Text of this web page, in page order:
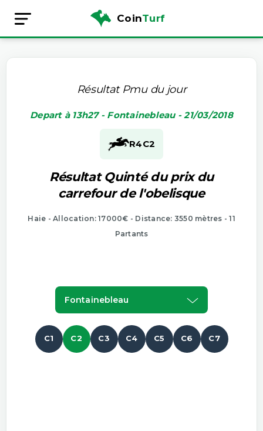
CoinTurf
Résultat Pmu du jour
Depart à 13h27 - Fontainebleau - 21/03/2018
R4C2
Résultat Quinté du prix du
carrefour de l'obelisque
Haie - Allocation: 17000€ - Distance: 3550 mètres - 11
Partants
Fontainebleau
C1 C2 C3 C4 C5 C6 C7